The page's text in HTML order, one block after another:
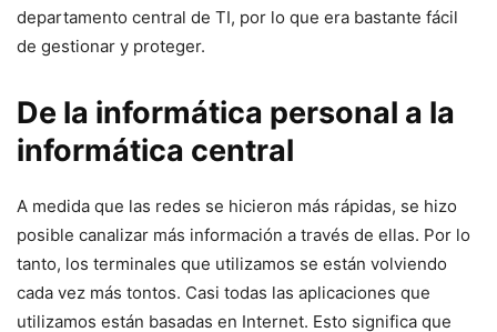
departamento central de TI, por lo que era bastante fácil
de gestionar y proteger.
De la informática personal a la
informática central
A medida que las redes se hicieron más rápidas, se hizo
posible canalizar más información a través de ellas. Por lo
tanto, los terminales que utilizamos se están volviendo
cada vez más tontos. Casi todas las aplicaciones que
utilizamos están basadas en Internet. Esto significa que